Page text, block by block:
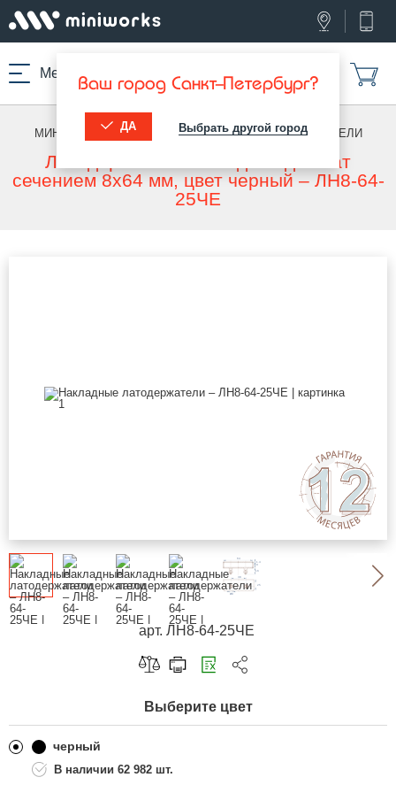
Меню Ваш город Санкт-Петербург?
ДА Выбрать другой город
МИНИВОРКС ПРО ЛАТОДЕРЖАТЕЛИ /ЛАТОДЕРЖАТЕЛИ
Латодержатель накладной для лат
сечением 8х64 мм, цвет черный – ЛН8-64-
25ЧЕ
арт. ЛН8-64-25ЧЕ
Скопировать ссылку
Telegram
Одноклассники
Выберите цвет
черный
62 982 шт.